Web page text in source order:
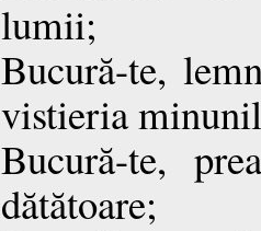
lumii;
Bucură-te,
vistieria
Bucură-te,
dătătoare;